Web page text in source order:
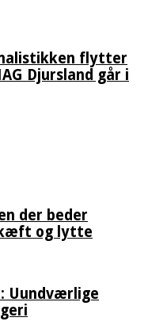
flytter
Djursland går i
der beder
og lytte
Uundværlige